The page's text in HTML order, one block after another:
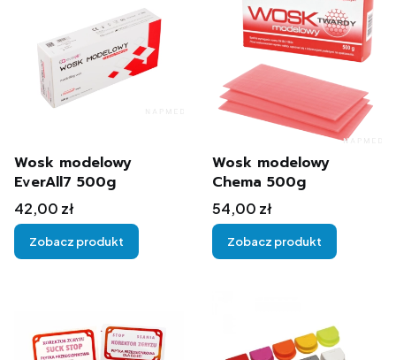
Wosk modelowy
EverAll7 500g
Cena
42,00 zł
Zobacz produkt
Wosk modelowy
Chema 500g
Cena
54,00 zł
Zobacz produkt